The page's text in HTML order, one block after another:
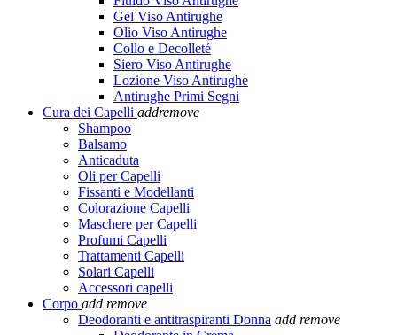
Gel Viso Antirughe
Olio Viso Antirughe
Collo e Decolleté
Siero Viso Antirughe
Lozione Viso Antirughe
Antirughe Primi Segni
Cura dei Capelli addremove
Shampoo
Balsamo
Anticaduta
Oli per Capelli
Fissanti e Modellanti
Colorazione Capelli
Maschere per Capelli
Profumi Capelli
Trattamenti Capelli
Solari Capelli
Accessori capelli
Corpo add remove
Deodoranti e antitraspiranti Donna add remove